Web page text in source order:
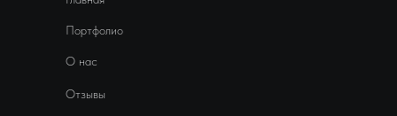
Отзывы
Портфолио
О нас